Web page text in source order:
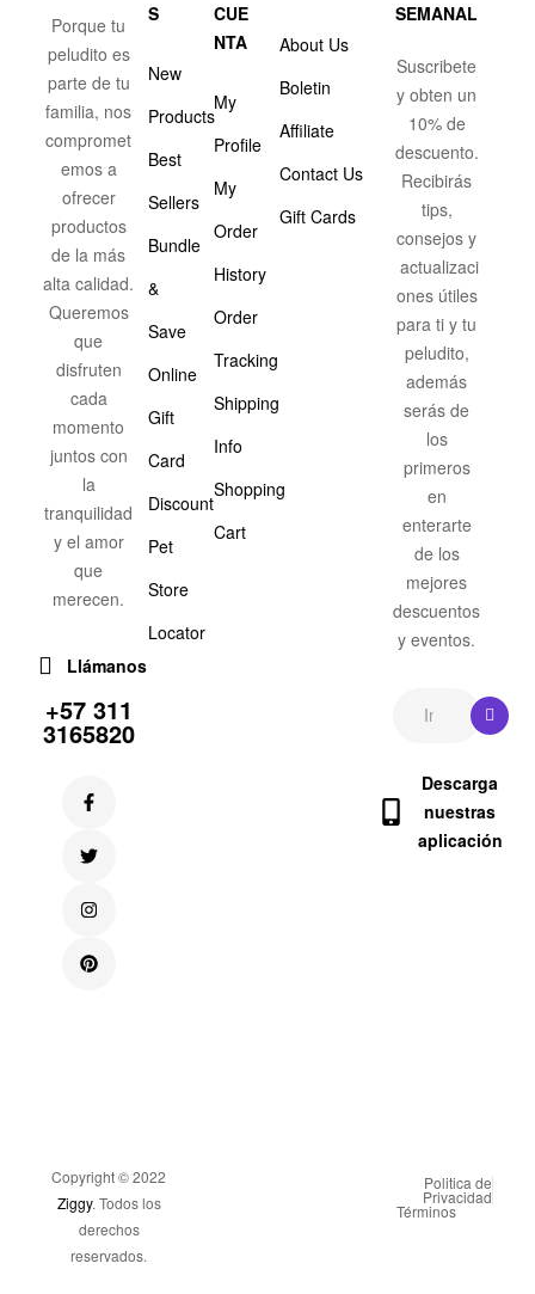
Porque tu
peludito es
parte de tu
familia, nos
compromet
emos a
ofrecer
productos
de la más
alta calidad.
Queremos
que
disfruten
cada
momento
juntos con
la
tranquilidad
y el amor
que
merecen.
Llámanos
+57 311
3165820
S
New
Products
Best
Sellers
Bundle
&
Save
Online
Gift
Card
Discount
Pet
Store
Locator
CUE
NTA
My
Profile
My
Order
History
Order
Tracking
Shipping
Info
Shopping
Cart
About Us
Boletin
Affiliate
Contact Us
Gift Cards
SEMANAL
Suscribete
y obten un
10% de
descuento.
Recibirás
tips,
consejos y
actualizaci
ones útiles
para ti y tu
peludito,
además
serás de
los
primeros
en
enterarte
de los
mejores
descuentos
y eventos.
Descarga
nuestras
aplicación
Copyright © 2022
Ziggy. Todos los
derechos
reservados.
Politica de
Privacidad
Términos